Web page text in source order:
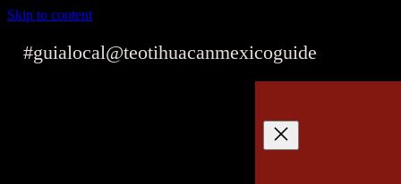
Skip to content
#guialocal@teotihuacanmexicoguide